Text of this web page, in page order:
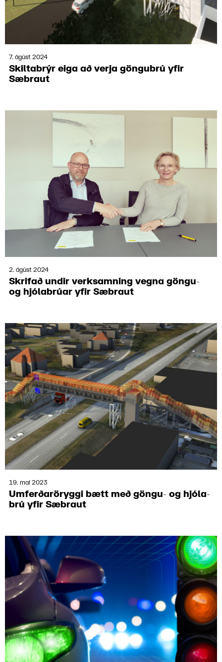
7. ágúst 2024
Skilta­brýr eiga að verja göngu­brú yfir
Sæbraut
2. ágúst 2024
Skrif­að undir verk­samn­ing vegna göngu-
og hjóla­brúar yfir Sæbraut
19. maí 2023
Umferðarör­yggi bætt með göngu- og hjóla­
brú yfir Sæbraut